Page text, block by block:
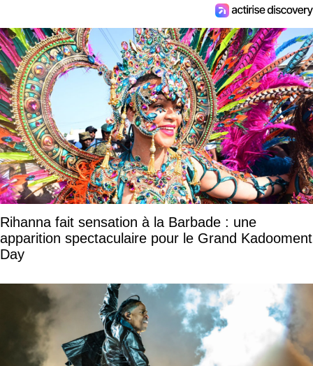
Rihanna fait sensation à la Barbade : une
apparition spectaculaire pour le Grand Kadooment
Day